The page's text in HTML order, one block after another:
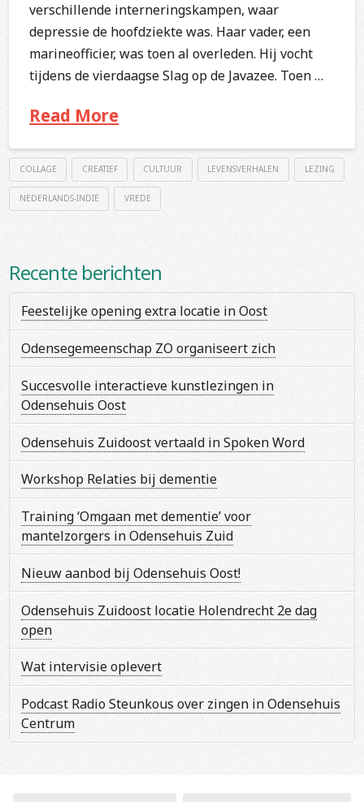
verschillende interneringskampen, waar
depressie de hoofdziekte was. Haar vader, een
marineofficier, was toen al overleden. Hij vocht
tijdens de vierdaagse Slag op de Javazee. Toen …
Read More
COLLAGE CREATIEF CULTUUR LEVENSVERHALEN LEZING
NEDERLANDS-INDIË VREDE
Recente berichten
Feestelijke opening extra locatie in Oost
Odensegemeenschap ZO organiseert zich
Succesvolle interactieve kunstlezingen in
Odensehuis Oost
Odensehuis Zuidoost vertaald in Spoken Word
Workshop Relaties bij dementie
Training ‘Omgaan met dementie’ voor
mantelzorgers in Odensehuis Zuid
Nieuw aanbod bij Odensehuis Oost!
Odensehuis Zuidoost locatie Holendrecht 2e dag
open
Wat intervisie oplevert
Podcast Radio Steunkous over zingen in Odensehuis
Centrum